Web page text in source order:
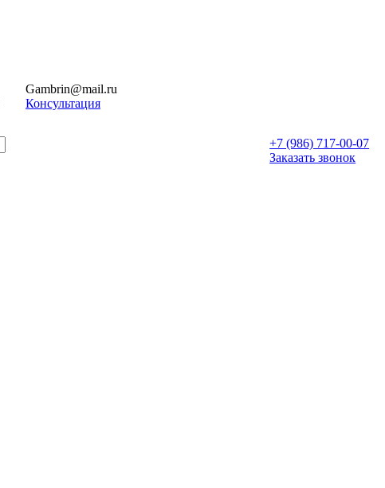
Gambrin@mail.ru
Консультация
+7 (986) 717-00-07
Заказать звонок